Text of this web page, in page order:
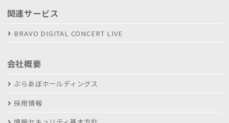
関連サービス
BRAVO DIGITAL CONCERT LIVE
会社概要
ぶらあぼホールディングス
採用情報